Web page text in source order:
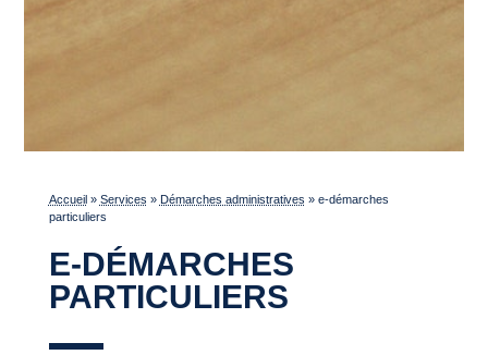
Accueil» Services » Démarches administratives » e-démarches
particuliers
E-DÉMARCHES
PARTICULIERS